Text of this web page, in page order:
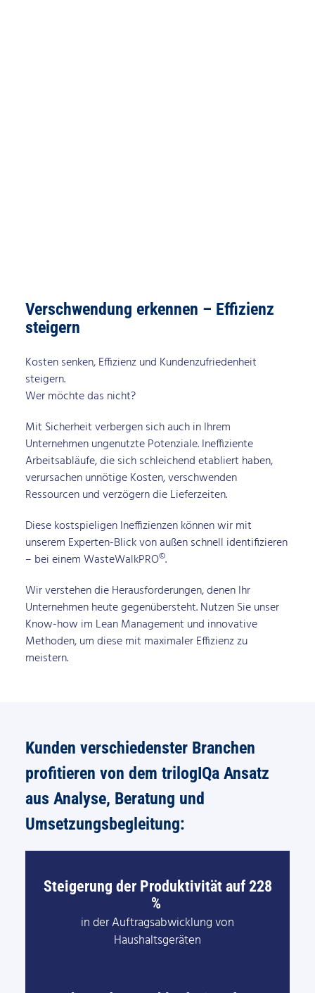
Verschwendung erkennen – Effizienz
steigern
Kosten senken, Effizienz und Kundenzufriedenheit
steigern.
Wer möchte das nicht?
Mit Sicherheit verbergen sich auch in Ihrem
Unternehmen ungenutzte Potenziale. Ineffiziente
Arbeitsabläufe, die sich schleichend etabliert haben,
verursachen unnötige Kosten, verschwenden
Ressourcen und verzögern die Lieferzeiten.
Diese kostspieligen Ineffizienzen können wir mit
unserem Experten-Blick von außen schnell identifizieren
– bei einem WasteWalkPRO©.
Wir verstehen die Herausforderungen, denen Ihr
Unternehmen heute gegenübersteht. Nutzen Sie unser
Know-how im Lean Management und innovative
Methoden, um diese mit maximaler Effizienz zu
meistern.
Kunden verschiedenster Branchen
profitieren von dem trilogIQa Ansatz
aus Analyse, Beratung und
Umsetzungsbegleitung:
Steigerung der Produktivität auf 228
%
in der Auftragsabwicklung von
Haushaltsgeräten